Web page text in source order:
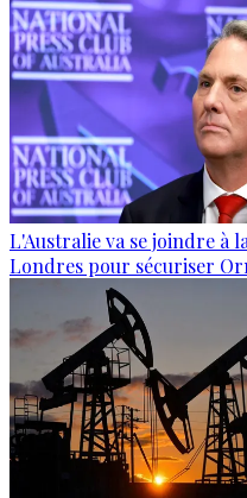
L'Australie va se joindre à
Londres pour sécuriser